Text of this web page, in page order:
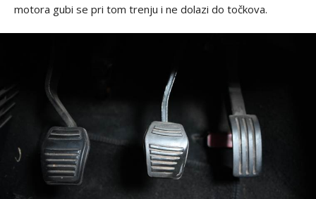
motora gubi se pri tom trenju i ne dolazi do točkova.